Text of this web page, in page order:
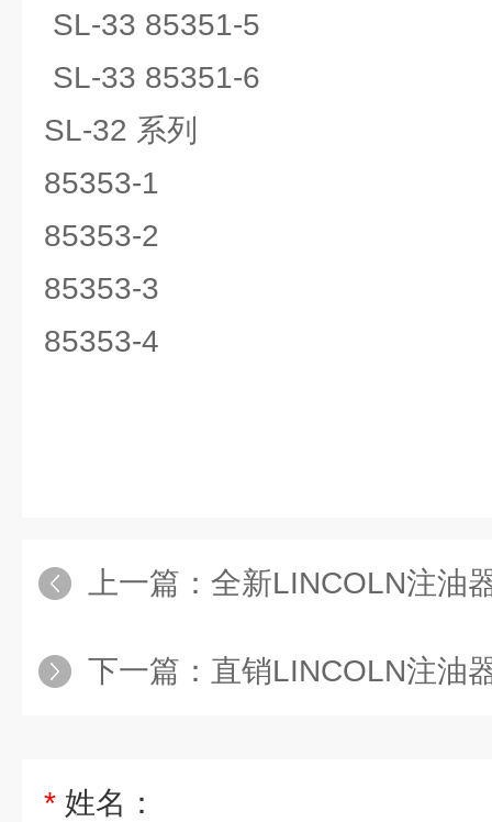
SL-33 85351-5
SL-33 85351-6
SL-32 系列
85353-1
85353-2
85353-3
85353-4
上一篇： 全新LINCOLN注油
下一篇： 直销LINCOLN注油
* 姓名：